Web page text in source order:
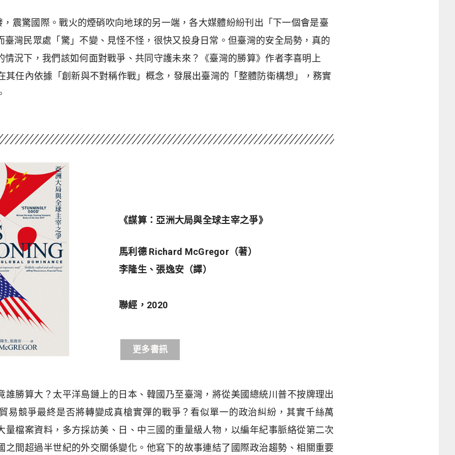
震驚國際。戰火的煙硝吹向地球的另一端，各大媒體紛紛刊出「下一個會是臺
臺灣民眾處「驚」不變、見怪不怪，很快又投身日常。但臺灣的安全局勢，真的
情況下，我們該如何面對戰爭、共同守護未來？《臺灣的勝算》作者李喜明上
其任內依據「創新與不對稱作戰」概念，發展出臺灣的「整體防衛構想」，務實
《謀算：亞洲大局與全球主宰之爭》
馬利德 Richard McGregor （著）
李隆生、張逸安 （譯）
聯經， 2020
更多書訊
誰勝算大？太平洋島鏈上的日本、韓國乃至臺灣，將從美國總統川普不按牌理出
易競爭最終是否將轉變成真槍實彈的戰爭？看似單一的政治糾紛，其實千絲萬
量檔案資料，多方採訪美、日、中三國的重量級人物，以編年紀事脈絡從第二次
之間超過半世紀的外交關係變化。他寫下的故事連結了國際政治趨勢、相關重要